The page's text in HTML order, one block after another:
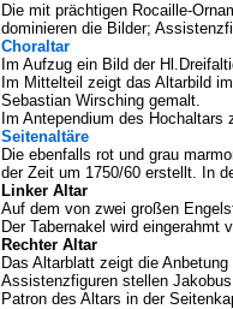
Die mit prächtigen Rocaille-
dominieren die Bilder;
Choraltar
Im Aufzug ein Bild der
Im Mittelteil zeigt das Altarbild
Sebastian Wirsching gemalt.
Im Antependium des
Seitenaltäre
Die ebenfalls rot und grau
der Zeit um 1750/60 erstellt. In
Linker Altar
Auf dem von zwei großen
Der Tabernakel wird eingerahmt
Rechter Altar
Das Altarblatt zeigt die
Assistenzfiguren stellen
Patron des Altars in der